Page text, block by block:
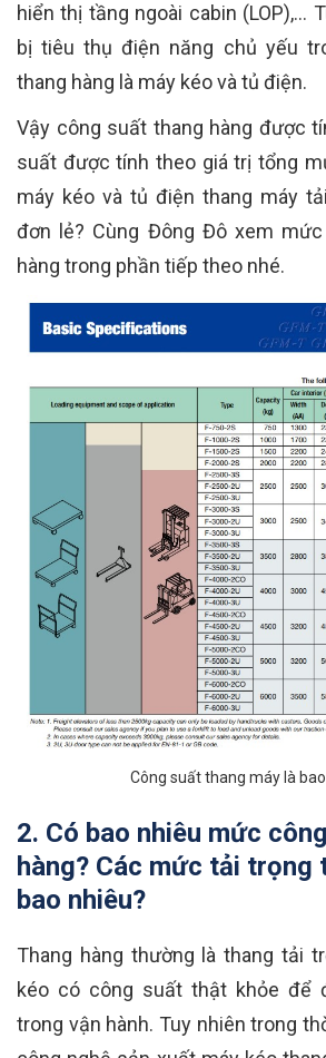
hiển thị tầng ngoài cabin (LOP),...
bị tiêu thụ điện năng chủ yếu
thang hàng là máy kéo và tủ điện.
Vậy công suất thang hàng được
suất được tính theo giá trị tổng
máy kéo và tủ điện thang máy
đơn lẻ? Cùng Đông Đô xem
hàng trong phần tiếp theo nhé.
Công suất thang máy là
2. Có bao nhiêu mức
hàng? Các mức tải trọng
bao nhiêu?
Thang hàng thường là thang tải
kéo có công suất thật khỏe để
trong vận hành. Tuy nhiên trong